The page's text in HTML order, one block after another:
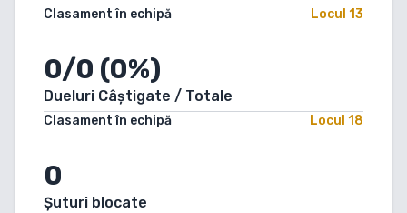
Clasament în echipă Locul 13
0/0 (0%)
Dueluri Câștigate / Totale
Clasament în echipă Locul 18
0
Șuturi blocate